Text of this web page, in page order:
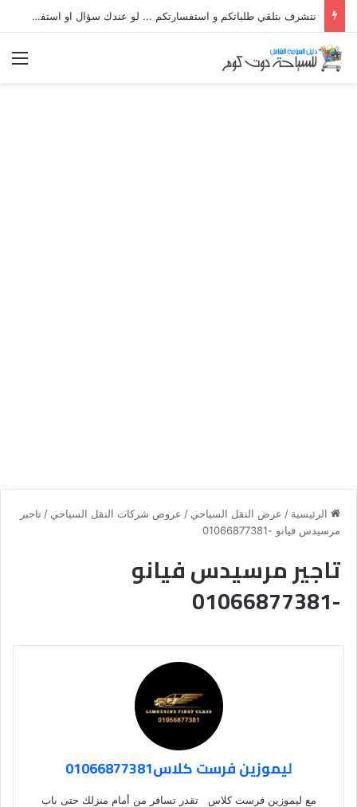
نتشرف بتلقي طلباتكم و استفسارتكم ... لو عندك سؤال او استفسار ماتدرددش فى طلب المساعدة
الرئيسية / عرض النقل السياحي / عروض شركات النقل السياحي / تاجير
مرسيدس فيانو -01066877381
تاجير مرسيدس فيانو
-01066877381
ليموزين فرست كلاس01066877381
مع ليموزين فرست كلاس تقدر تسافر من أمام منزلك حتى باب